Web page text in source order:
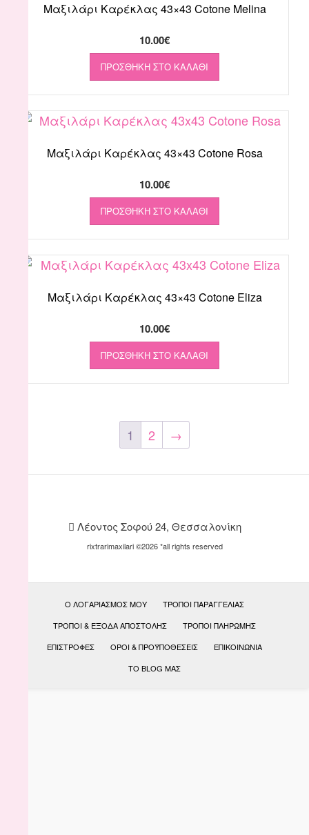
Μαξιλάρι Καρέκλας 43×43 Cotone Melina
10.00€
ΠΡΟΣΘΉΚΗ ΣΤΟ ΚΑΛΆΘΙ
Μαξιλάρι Καρέκλας 43×43 Cotone Rosa
10.00€
ΠΡΟΣΘΉΚΗ ΣΤΟ ΚΑΛΆΘΙ
Μαξιλάρι Καρέκλας 43×43 Cotone Eliza
10.00€
ΠΡΟΣΘΉΚΗ ΣΤΟ ΚΑΛΆΘΙ
1 2 →
Λέοντος Σοφού 24, Θεσσαλονίκη
rixtrarimaxilari ©2026 *all rights reserved
Ο ΛΟΓΑΡΙΑΣΜΌΣ ΜΟΥ
ΤΡΌΠΟΙ ΠΑΡΑΓΓΕΛΊΑΣ
ΤΡΌΠΟΙ & ΈΞΟΔΑ ΑΠΟΣΤΟΛΉΣ
ΤΡΌΠΟΙ ΠΛΗΡΩΜΉΣ
ΕΠΙΣΤΡΟΦΈΣ
ΟΡΟΙ & ΠΡΟΫΠΟΘΕΣΕΙΣ
ΕΠΙΚΟΙΝΩΝΊΑ
ΤΟ BLOG ΜΑΣ